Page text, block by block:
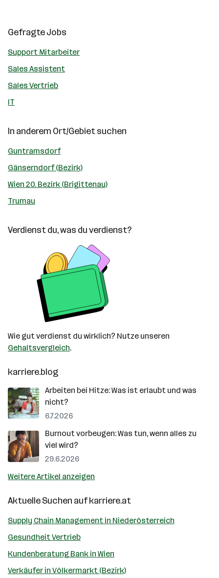
Gefragte Jobs
Support Mitarbeiter
Sales Assistent
Sales Vertrieb
IT
In anderem Ort/Gebiet suchen
Guntramsdorf
Gänserndorf (Bezirk)
Wien 20. Bezirk (Brigittenau)
Trumau
Verdienst du, was du verdienst?
Wie gut verdienst du wirklich? Nutze unseren
Gehaltsvergleich.
karriere.blog
Arbeiten bei Hitze: Was ist erlaubt und was
nicht?
6.7.2026
Burnout vorbeugen: Was tun, wenn alles zu
viel wird?
29.6.2026
Weitere Artikel anzeigen
Aktuelle Suchen aufkarriere.at
Supply Chain Management in Niederösterreich
Gesundheit Vertrieb
Kundenberatung Bank in Wien
Verkäufer in Völkermarkt (Bezirk)